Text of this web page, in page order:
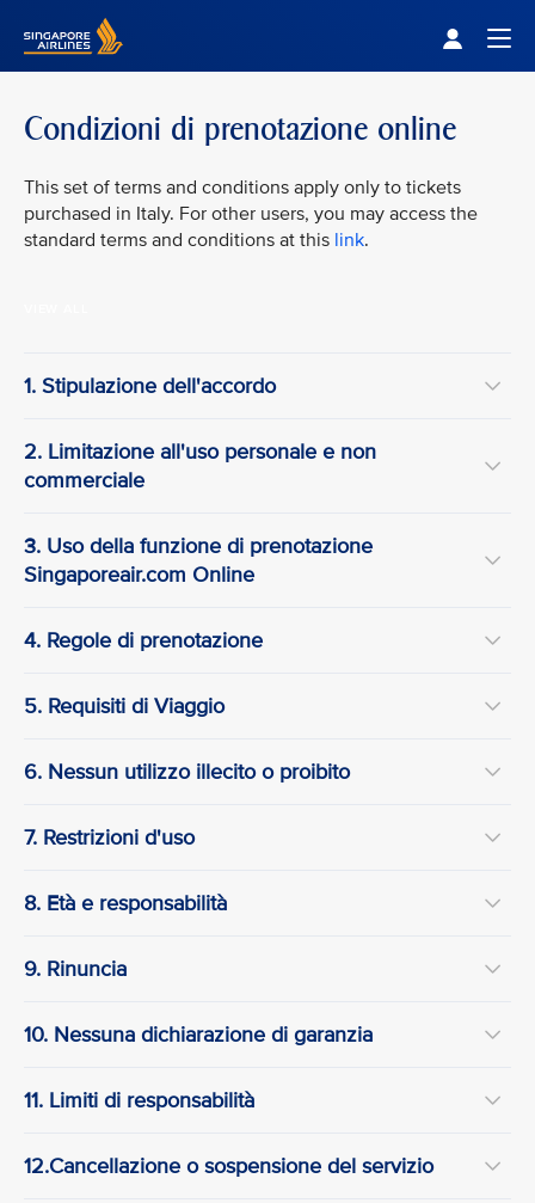
Condizioni di prenotazione online
This set of terms and conditions apply only to tickets
purchased in Italy. For other users, you may access the
standard terms and conditions at this link.
1. Stipulazione dell'accordo
2. Limitazione all'uso personale e non
commerciale
3. Uso della funzione di prenotazione
Singaporeair.com Online
4. Regole di prenotazione
5. Requisiti di Viaggio
6. Nessun utilizzo illecito o proibito
7. Restrizioni d'uso
8. Età e responsabilità
9. Rinuncia
10. Nessuna dichiarazione di garanzia
11. Limiti di responsabilità
12.Cancellazione o sospensione del servizio